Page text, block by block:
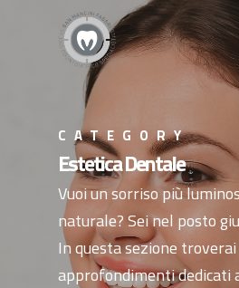
CATEGORY
Estetica Dentale
Vuoi un sorriso più
naturale? Sei nel posto
In questa sezione
approfondimenti dedicati